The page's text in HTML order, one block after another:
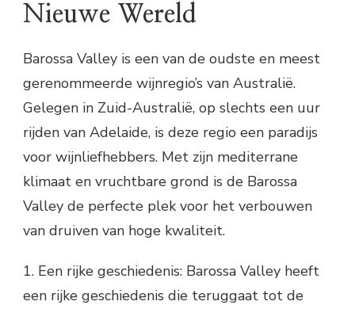
Nieuwe Wereld
Barossa Valley is een van de oudste en meest
gerenommeerde wijnregio’s van Australië.
Gelegen in Zuid-Australië, op slechts een uur
rijden van Adelaide, is deze regio een paradijs
voor wijnliefhebbers. Met zijn mediterrane
klimaat en vruchtbare grond is de Barossa
Valley de perfecte plek voor het verbouwen
van druiven van hoge kwaliteit.
1. Een rijke geschiedenis: Barossa Valley heeft
een rijke geschiedenis die teruggaat tot de